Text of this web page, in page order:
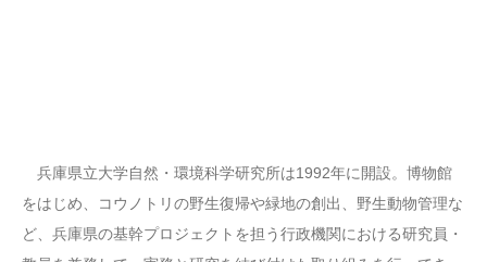
兵庫県立大学自然・環境科学研究所は1992年に開設。博物館
をはじめ、コウノトリの野生復帰や緑地の創出、野生動物管理な
ど、兵庫県の基幹プロジェクトを担う行政機関における研究員・